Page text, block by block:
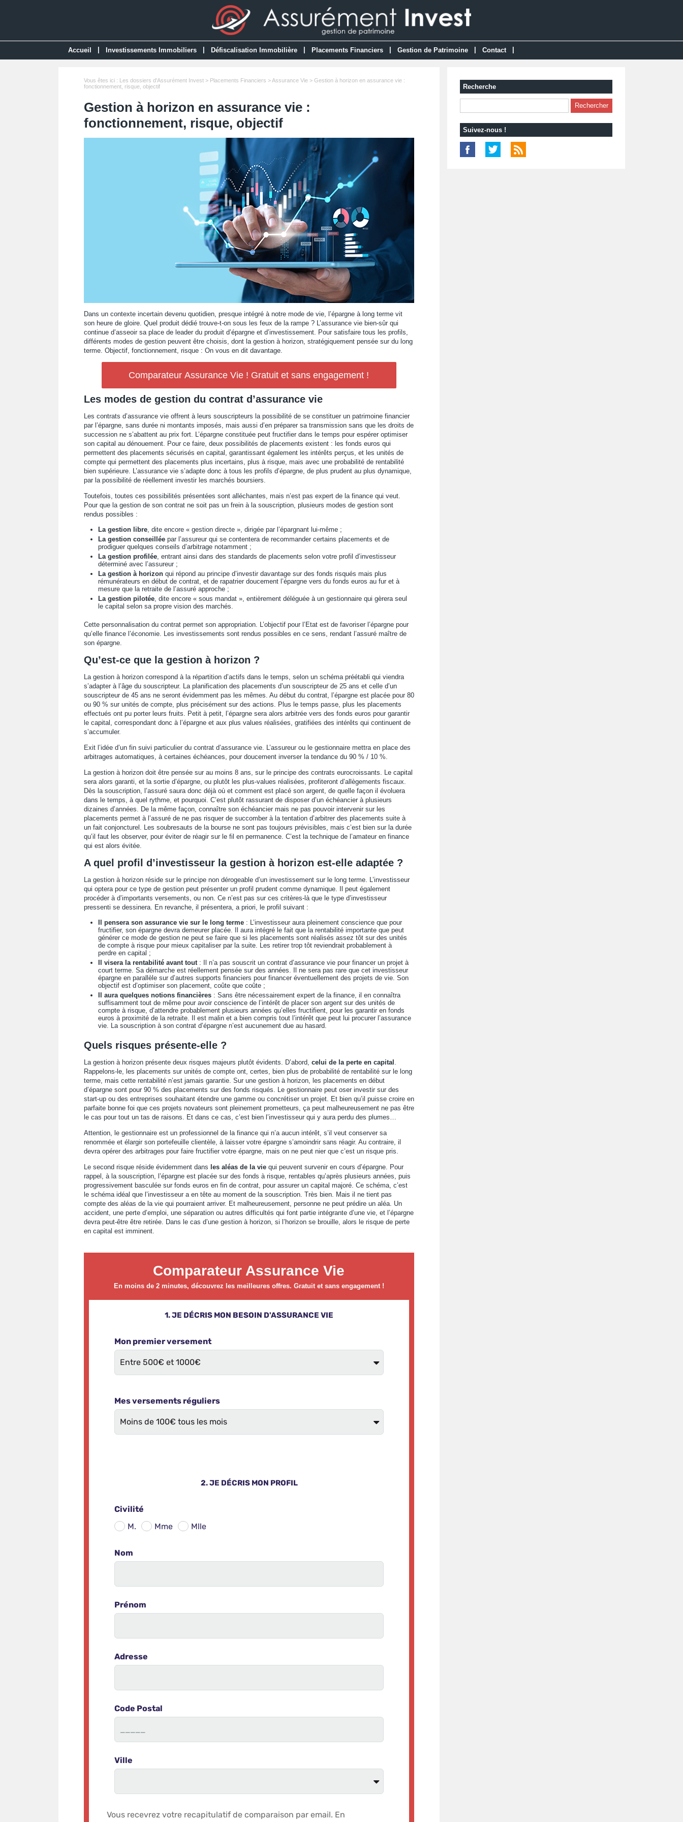
Accueil Investissements Immobiliers Défiscalisation Immobilière Placements Financiers Gestion de Patrimoine Contact
Vous êtes ici : Les dossiers d'Assurément Invest> Placements Financiers >Assurance Vie> Gestion à horizon en assurance vie :
fonctionnement, risque, objectif
Gestion à horizon en assurance vie :
fonctionnement, risque, objectif
Dans un contexte incertain devenu quotidien, presque intégré à notre mode de vie, l’épargne à long terme vit
son heure de gloire. Quel produit dédié trouve-t-on sous les feux de la rampe ? L’assurance vie bien-sûr qui
continue d’asseoir sa place de leader du produit d’épargne et d’investissement. Pour satisfaire tous les profils,
différents modes de gestion peuvent être choisis, dont la gestion à horizon, stratégiquement pensée sur du long
terme. Objectif, fonctionnement, risque : On vous en dit davantage.
Comparateur Assurance Vie ! Gratuit et sans engagement !
Les modes de gestion du contrat d’assurance vie
Les contrats d’assurance vie offrent à leurs souscripteurs la possibilité de se constituer un patrimoine financier
par l’épargne, sans durée ni montants imposés, mais aussi d’en préparer sa transmission sans que les droits de
succession ne s’abattent au prix fort. L’épargne constituée peut fructifier dans le temps pour espérer optimiser
son capital au dénouement. Pour ce faire, deux possibilités de placements existent : les fonds euros qui
permettent des placements sécurisés en capital, garantissant également les intérêts perçus, et les unités de
compte qui permettent des placements plus incertains, plus à risque, mais avec une probabilité de rentabilité
bien supérieure. L’assurance vie s’adapte donc à tous les profils d’épargne, de plus prudent au plus dynamique,
par la possibilité de réellement investir les marchés boursiers.
Toutefois, toutes ces possibilités présentées sont alléchantes, mais n’est pas expert de la finance qui veut.
Pour que la gestion de son contrat ne soit pas un frein à la souscription, plusieurs modes de gestion sont
rendus possibles :
La gestion libre, dite encore « gestion directe », dirigée par l’épargnant lui-même ;
La gestion conseilléepar l’assureur qui se contentera de recommander certains placements et de
prodiguer quelques conseils d’arbitrage notamment ;
La gestion profilée, entrant ainsi dans des standards de placements selon votre profil d’investisseur
déterminé avec l’assureur ;
La gestion à horizonqui répond au principe d’investir davantage sur des fonds risqués mais plus
rémunérateurs en début de contrat, et de rapatrier doucement l’épargne vers du fonds euros au fur et à
mesure que la retraite de l’assuré approche ;
La gestion pilotée, dite encore « sous mandat », entièrement déléguée à un gestionnaire qui gèrera seul
le capital selon sa propre vision des marchés.
Cette personnalisation du contrat permet son appropriation. L’objectif pour l’Etat est de favoriser l’épargne pour
qu’elle finance l’économie. Les investissements sont rendus possibles en ce sens, rendant l’assuré maître de
son épargne.
Qu’est-ce que la gestion à horizon ?
La gestion à horizon correspond à la répartition d’actifs dans le temps, selon un schéma préétabli qui viendra
s’adapter à l’âge du souscripteur. La planification des placements d’un souscripteur de 25 ans et celle d’un
souscripteur de 45 ans ne seront évidemment pas les mêmes. Au début du contrat, l’épargne est placée pour 80
ou 90 % sur unités de compte, plus précisément sur des actions. Plus le temps passe, plus les placements
effectués ont pu porter leurs fruits. Petit à petit, l’épargne sera alors arbitrée vers des fonds euros pour garantir
le capital, correspondant donc à l’épargne et aux plus values réalisées, gratifiées des intérêts qui continuent de
s’accumuler.
Exit l’idée d’un fin suivi particulier du contrat d’assurance vie. L’assureur ou le gestionnaire mettra en place des
arbitrages automatiques, à certaines échéances, pour doucement inverser la tendance du 90 % / 10 %.
La gestion à horizon doit être pensée sur au moins 8 ans, sur le principe des contrats eurocroissants. Le capital
sera alors garanti, et la sortie d’épargne, ou plutôt les plus-values réalisées, profiteront d’allègements fiscaux.
Dès la souscription, l’assuré saura donc déjà où et comment est placé son argent, de quelle façon il évoluera
dans le temps, à quel rythme, et pourquoi. C’est plutôt rassurant de disposer d’un échéancier à plusieurs
dizaines d’années. De la même façon, connaître son échéancier mais ne pas pouvoir intervenir sur les
placements permet à l’assuré de ne pas risquer de succomber à la tentation d’arbitrer des placements suite à
un fait conjoncturel. Les soubresauts de la bourse ne sont pas toujours prévisibles, mais c’est bien sur la durée
qu’il faut les observer, pour éviter de réagir sur le fil en permanence. C’est la technique de l’amateur en finance
qui est alors évitée.
A quel profil d’investisseur la gestion à horizon est-elle adaptée ?
La gestion à horizon réside sur le principe non dérogeable d’un investissement sur le long terme. L’investisseur
qui optera pour ce type de gestion peut présenter un profil prudent comme dynamique. Il peut également
procéder à d’importants versements, ou non. Ce n’est pas sur ces critères-là que le type d’investisseur
pressenti se dessinera. En revanche, il présentera, a priori, le profil suivant :
Il pensera son assurance vie sur le long terme: L’investisseur aura pleinement conscience que pour
fructifier, son épargne devra demeurer placée. Il aura intégré le fait que la rentabilité importante que peut
générer ce mode de gestion ne peut se faire que si les placements sont réalisés assez tôt sur des unités
de compte à risque pour mieux capitaliser par la suite. Les retirer trop tôt reviendrait probablement à
perdre en capital ;
Il visera la rentabilité avant tout: Il n’a pas souscrit un contrat d’assurance vie pour financer un projet à
court terme. Sa démarche est réellement pensée sur des années. Il ne sera pas rare que cet investisseur
épargne en parallèle sur d’autres supports financiers pour financer éventuellement des projets de vie. Son
objectif est d’optimiser son placement, coûte que coûte ;
Il aura quelques notions financières: Sans être nécessairement expert de la finance, il en connaîtra
suffisamment tout de même pour avoir conscience de l’intérêt de placer son argent sur des unités de
compte à risque, d’attendre probablement plusieurs années qu’elles fructifient, pour les garantir en fonds
euros à proximité de la retraite. Il est malin et a bien compris tout l’intérêt que peut lui procurer l’assurance
vie. La souscription à son contrat d’épargne n’est aucunement due au hasard.
Quels risques présente-elle ?
La gestion à horizon présente deux risques majeurs plutôt évidents. D’abord, celui de la perte en capital .
Rappelons-le, les placements sur unités de compte ont, certes, bien plus de probabilité de rentabilité sur le long
terme, mais cette rentabilité n’est jamais garantie. Sur une gestion à horizon, les placements en début
d’épargne sont pour 90 % des placements sur des fonds risqués. Le gestionnaire peut oser investir sur des
start-up ou des entreprises souhaitant étendre une gamme ou concrétiser un projet. Et bien qu’il puisse croire en
parfaite bonne foi que ces projets novateurs sont pleinement prometteurs, ça peut malheureusement ne pas être
le cas pour tout un tas de raisons. Et dans ce cas, c’est bien l’investisseur qui y aura perdu des plumes…
Attention, le gestionnaire est un professionnel de la finance qui n’a aucun intérêt, s’il veut conserver sa
renommée et élargir son portefeuille clientèle, à laisser votre épargne s’amoindrir sans réagir. Au contraire, il
devra opérer des arbitrages pour faire fructifier votre épargne, mais on ne peut nier que c’est un risque pris.
Le second risque réside évidemment dans les aléas de la viequi peuvent survenir en cours d’épargne. Pour
rappel, à la souscription, l’épargne est placée sur des fonds à risque, rentables qu’après plusieurs années, puis
progressivement basculée sur fonds euros en fin de contrat, pour assurer un capital majoré. Ce schéma, c’est
le schéma idéal que l’investisseur a en tête au moment de la souscription. Très bien. Mais il ne tient pas
compte des aléas de la vie qui pourraient arriver. Et malheureusement, personne ne peut prédire un aléa. Un
accident, une perte d’emploi, une séparation ou autres difficultés qui font partie intégrante d’une vie, et l’épargne
devra peut-être être retirée. Dans le cas d’une gestion à horizon, si l’horizon se brouille, alors le risque de perte
en capital est imminent.
Comparateur Assurance Vie
En moins de 2 minutes, découvrez les meilleures offres. Gratuit et sans engagement !
Recherche
Suivez-nous !